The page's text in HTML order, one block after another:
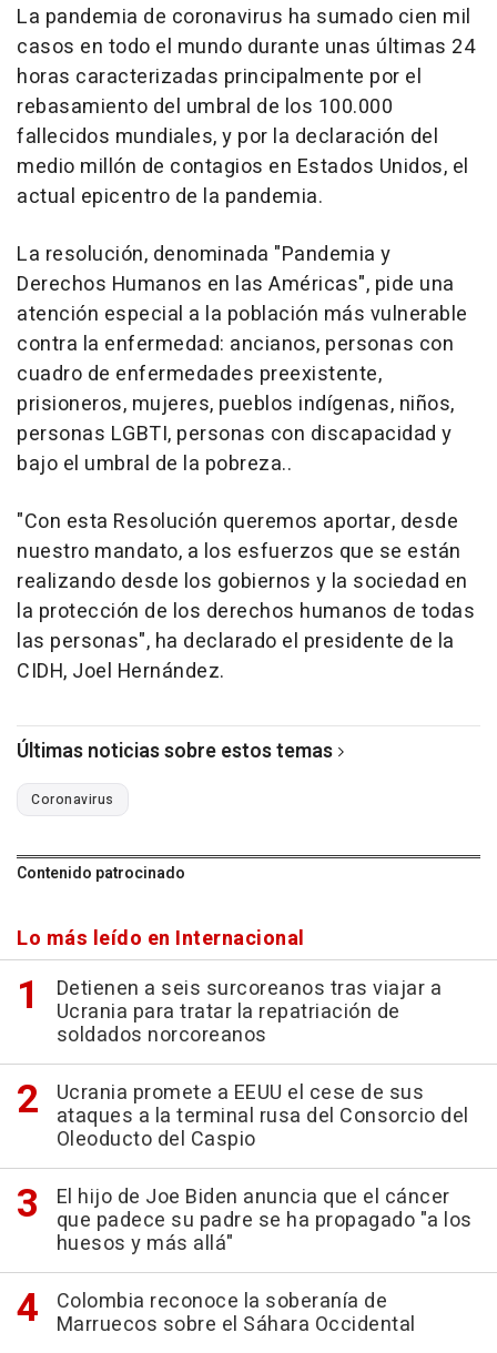
La pandemia de coronavirus ha sumado cien mil
casos en todo el mundo durante unas últimas 24
horas caracterizadas principalmente por el
rebasamiento del umbral de los 100.000
fallecidos mundiales, y por la declaración del
medio millón de contagios en Estados Unidos, el
actual epicentro de la pandemia.
La resolución, denominada "Pandemia y
Derechos Humanos en las Américas", pide una
atención especial a la población más vulnerable
contra la enfermedad: ancianos, personas con
cuadro de enfermedades preexistente,
prisioneros, mujeres, pueblos indígenas, niños,
personas LGBTI, personas con discapacidad y
bajo el umbral de la pobreza..
"Con esta Resolución queremos aportar, desde
nuestro mandato, a los esfuerzos que se están
realizando desde los gobiernos y la sociedad en
la protección de los derechos humanos de todas
las personas", ha declarado el presidente de la
CIDH, Joel Hernández.
Últimas noticias sobre estos temas
Coronavirus
Contenido patrocinado
Lo más leído en Internacional
Detienen a seis surcoreanos tras viajar a
Ucrania para tratar la repatriación de
soldados norcoreanos
Ucrania promete a EEUU el cese de sus
ataques a la terminal rusa del Consorcio del
Oleoducto del Caspio
El hijo de Joe Biden anuncia que el cáncer
que padece su padre se ha propagado "a los
huesos y más allá"
Colombia reconoce la soberanía de
Marruecos sobre el Sáhara Occidental